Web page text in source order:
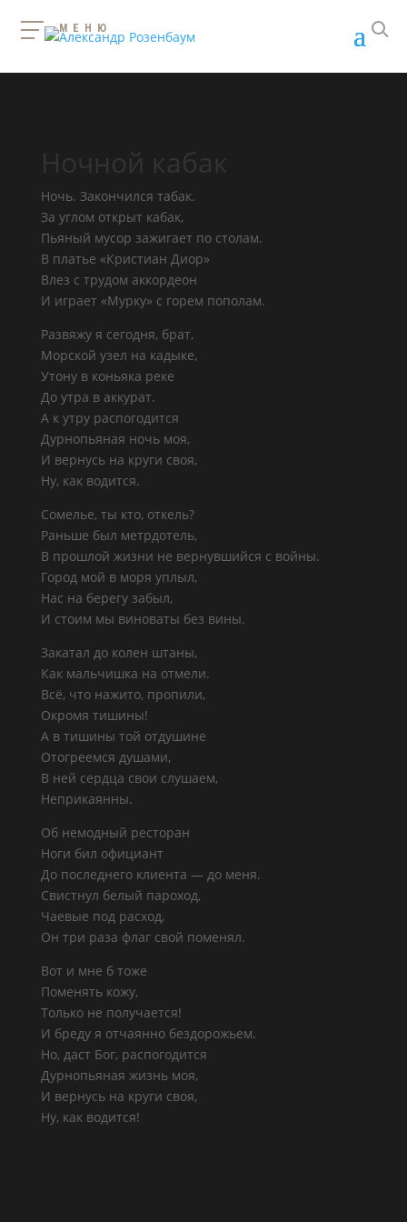
Ночной кабак
Ночь. Закончился табак.
За углом открыт кабак,
Пьяный мусор зажигает по столам.
В платье «Кристиан Диор»
Влез с трудом аккордеон
И играет «Мурку» с горем пополам.
Развяжу я сегодня, брат,
Морской узел на кадыке,
Утону в коньяка реке
До утра в аккурат.
А к утру распогодится
Дурнопьяная ночь моя,
И вернусь на круги своя,
Ну, как водится.
Сомелье, ты кто, откель?
Раньше был метрдотель,
В прошлой жизни не вернувшийся с войны.
Город мой в моря уплыл,
Нас на берегу забыл,
И стоим мы виноваты без вины.
Закатал до колен штаны,
Как мальчишка на отмели.
Всё, что нажито, пропили,
Окромя тишины!
А в тишины той отдушине
Отогреемся душами,
В ней сердца свои слушаем,
Неприкаянны.
Об немодный ресторан
Ноги бил официант
До последнего клиента — до меня.
Свистнул белый пароход,
Чаевые под расход,
Он три раза флаг свой поменял.
Вот и мне б тоже
Поменять кожу,
Только не получается!
И бреду я отчаянно бездорожьем.
Но, даст Бог, распогодится
Дурнопьяная жизнь моя,
И вернусь на круги своя,
Ну, как водится!
МЕНЮ